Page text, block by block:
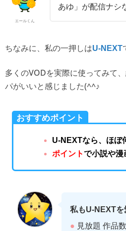
エールくん
あゆ」が配信ナシ
ちなみに、私の一押しはU-NEXT
多くのVODを実際に使ってみて
パがいいと感じました(^^♪
おすすめポイント
U-NEXTなら、ほぼ
ポイントで小説や漫
私もU-NEXT
● 見放題 作品